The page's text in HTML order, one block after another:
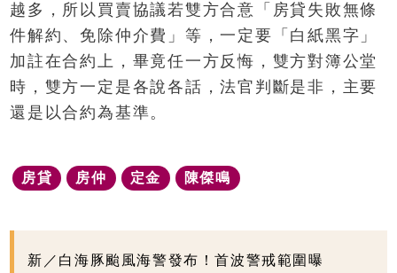
越多，所以買賣協議若雙方合意「房貸失敗無條
件解約、免除仲介費」等，一定要「白紙黑字」
加註在合約上，畢竟任一方反悔，雙方對簿公堂
時，雙方一定是各說各話，法官判斷是非，主要
還是以合約為基準。
房貸 房仲 定金 陳傑鳴
新／白海豚颱風海警發布！首波警戒範圍曝